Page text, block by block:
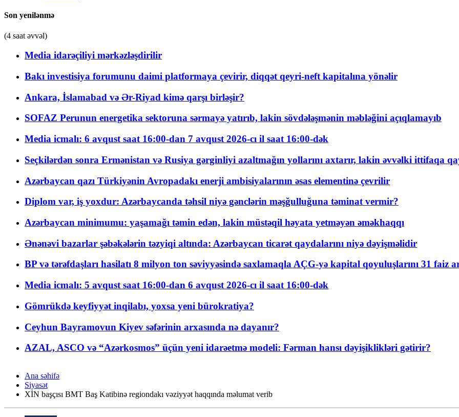
Son yenilənmə
(4 saat əvvəl)
Media idarəçiliyi mərkəzləşdirilir
Bakı investisiya forumunu daimi platformaya çevirir, diqqət qeyri-neft kapitalına yönəlir
Ankara, İslamabad və Ər-Riyad kimə qarşı birləşir?
SOFAZ Perunun energetika sektoruna sərmayə yatırıb, lakin sövdələşmənin məbləğini açıqlamayıb
Media icmalı: 6 avqust saat 16:00-dan 7 avqust 2026-cı il saat 16:00-dək
Seçkilərdən sonra Ermənistan və Rusiya gərginliyi azaltmağın yollarını axtarır, lakin əvvəlki ittifaqa
Azərbaycan qazı Türkiyənin Avropadakı enerji ambisiyalarının əsas elementinə çevrilir
Diplom var, iş yoxdur: Azərbaycanda təhsil niyə gənclərin məşğulluğuna təminat vermir?
Azərbaycan minimumu: yaşamağı təmin edən, lakin müstəqil həyata yetməyən əməkhaqqı
Ənənəvi bazarlar şəbəkələrin təzyiqi altında: Azərbaycan ticarət qaydalarını niyə dəyişməlidir
BP və tərəfdaşları hasilatı 8 milyon ton səviyyəsində saxlamaqla AÇG-yə kapital qoyuluşlarını 31 faiz
Media icmalı: 5 avqust saat 16:00-dan 6 avqust 2026-cı il saat 16:00-dək
Gömrükdə keyfiyyət inqilabı, yoxsa yeni bürokratiya?
Ceyhun Bayramovun Kiyev səfərinin arxasında nə dayanır?
AZAL, ASCO və “Azərkosmos” üçün yeni idarəetmə modeli: Fərman hansı dəyişiklikləri gətirir?
Ana səhifə
Siyasət
XİN başçısı BMT Baş Katibinə regiondakı vəziyyət haqqında məlumat verib